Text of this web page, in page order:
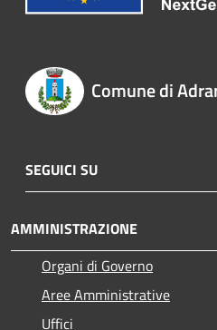
Comune di
SEGUICI SU
AMMINISTRAZIONE
Organi di Governo
Aree Amministrative
Uffici